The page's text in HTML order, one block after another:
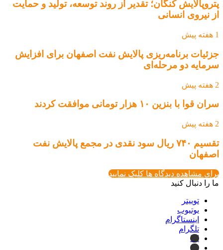
پتروپالایش کنگان؛ تقدیر از روند توسعه، تولید و حمایت
از نیروی انسانی
1 هفته پیش
جزئیات برنامه‌ریزی پالایش نفت اصفهان برای افزایش
سرمایه دو مرحله‌ای
2 هفته پیش
سران قوا با بنزین ۱۰ هزار تومانی موافقت کردند
2 هفته پیش
تقسیم ۷۴۰ ریال سود نقدی در مجمع پالایش نفت
اصفهان
برای مشاهده دیدگاه ها کلیک نمایید
ما را دنبال کنید
توییتر
یوتیوب
اینستاگرام
تلگرام
ایتا
بله